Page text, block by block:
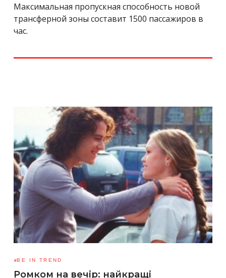
Максимальная пропускная способность новой
трансферной зоны составит 1500 пассажиров в
час.
BE IN TREND
Ромком на вечір: найкращі